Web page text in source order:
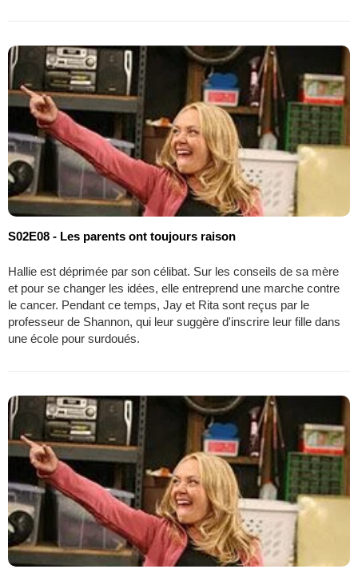
S02E08 - Les parents ont toujours raison
Hallie est déprimée par son célibat. Sur les conseils de sa mère
et pour se changer les idées, elle entreprend une marche contre
le cancer. Pendant ce temps, Jay et Rita sont reçus par le
professeur de Shannon, qui leur suggère d'inscrire leur fille dans
une école pour surdoués.